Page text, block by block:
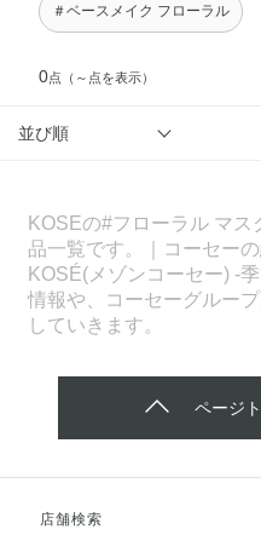
＃ベースメイク フローラル
0点 （～点を表示）
並び順
KOSEの#フローラル マ
品一覧です。｜コーセー
KOSÉ(メゾンコーセー) -
情報や、コーセーグルー
していきます。
ページ
店舗検索